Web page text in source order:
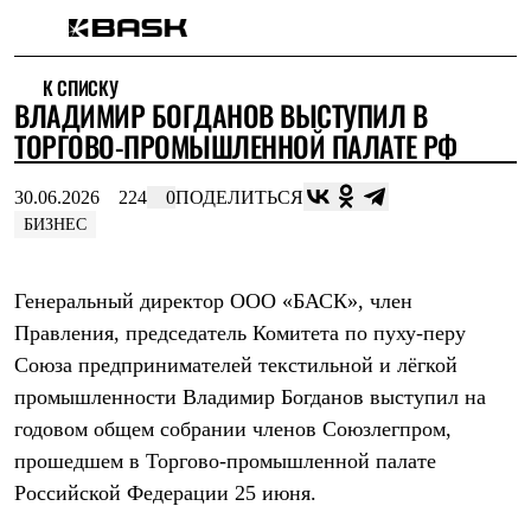
Интернет-магазин
Мужская одежда
Утепленная пухом
Куртки
Жилеты
Комбинезоны
Брюки
Штормовая одежда
Куртки
Брюки
Софтшелл одежда
Куртки
Брюки
Флисовая одежда
Куртки
Брюки
К СПИСКУ
ВЛАДИМИР БОГДАНОВ ВЫСТУПИЛ В
ТОРГОВО-ПРОМЫШЛЕННОЙ ПАЛАТЕ РФ
30.06.2026 224 0ПОДЕЛИТЬСЯ
БИЗНЕС
Генеральный директор ООО «БАСК», член
Правления, председатель Комитета по пуху-перу
Союза предпринимателей текстильной и лёгкой
промышленности Владимир Богданов выступил на
годовом общем собрании членов Союзлегпром,
прошедшем в Торгово-промышленной палате
Российской Федерации 25 июня.